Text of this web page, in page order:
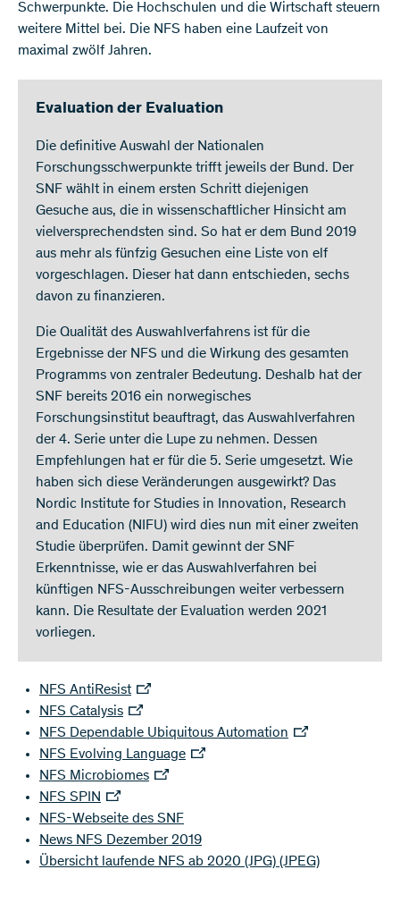
Schwerpunkte. Die Hochschulen und die Wirtschaft steuern
weitere Mittel bei. Die NFS haben eine Laufzeit von
maximal zwölf Jahren.
Evaluation der Evaluation
Die definitive Auswahl der Nationalen
Forschungsschwerpunkte trifft jeweils der Bund. Der
SNF wählt in einem ersten Schritt diejenigen
Gesuche aus, die in wissenschaftlicher Hinsicht am
vielversprechendsten sind. So hat er dem Bund 2019
aus mehr als fünfzig Gesuchen eine Liste von elf
vorgeschlagen. Dieser hat dann entschieden, sechs
davon zu finanzieren.
Die Qualität des Auswahlverfahrens ist für die
Ergebnisse der NFS und die Wirkung des gesamten
Programms von zentraler Bedeutung. Deshalb hat der
SNF bereits 2016 ein norwegisches
Forschungsinstitut beauftragt, das Auswahlverfahren
der 4. Serie unter die Lupe zu nehmen. Dessen
Empfehlungen hat er für die 5. Serie umgesetzt. Wie
haben sich diese Veränderungen ausgewirkt? Das
Nordic Institute for Studies in Innovation, Research
and Education (NIFU) wird dies nun mit einer zweiten
Studie überprüfen. Damit gewinnt der SNF
Erkenntnisse, wie er das Auswahlverfahren bei
künftigen NFS-Ausschreibungen weiter verbessern
kann. Die Resultate der Evaluation werden 2021
vorliegen.
NFS AntiResist
NFS Catalysis
NFS Dependable Ubiquitous Automation
NFS Evolving Language
NFS Microbiomes
NFS SPIN
NFS-Webseite des SNF
News NFS Dezember 2019
Übersicht laufende NFS ab 2020 (JPG) (JPEG)